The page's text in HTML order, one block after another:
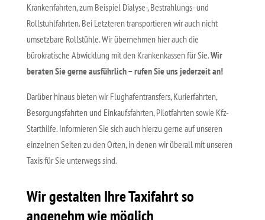
Krankenfahrten, zum Beispiel Dialyse-, Bestrahlungs- und
Rollstuhlfahrten. Bei Letzteren transportieren wir auch nicht
umsetzbare Rollstühle. Wir übernehmen hier auch die
bürokratische Abwicklung mit den Krankenkassen für Sie.Wir
beraten Sie gerne ausführlich – rufen Sie uns jederzeit an!
Darüber hinaus bieten wir Flughafentransfers, Kurierfahrten,
Besorgungsfahrten und Einkaufsfahrten, Pilotfahrten sowie Kfz-
Starthilfe. Informieren Sie sich auch hierzu gerne auf unseren
einzelnen Seiten zu den Orten, in denen wir überall mit unseren
Taxis für Sie unterwegs sind.
Wir gestalten Ihre Taxifahrt so
angenehm wie möglich